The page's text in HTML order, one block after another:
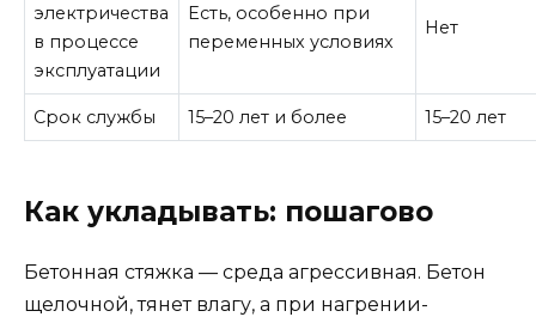
электричества
в процессе
эксплуатации
Есть, особенно при
переменных условиях
Нет
Срок службы 15–20 лет и более 15–20 лет
Как укладывать: пошагово
Бетонная стяжка — среда агрессивная. Бетон
щелочной, тянет влагу, а при нагрении-